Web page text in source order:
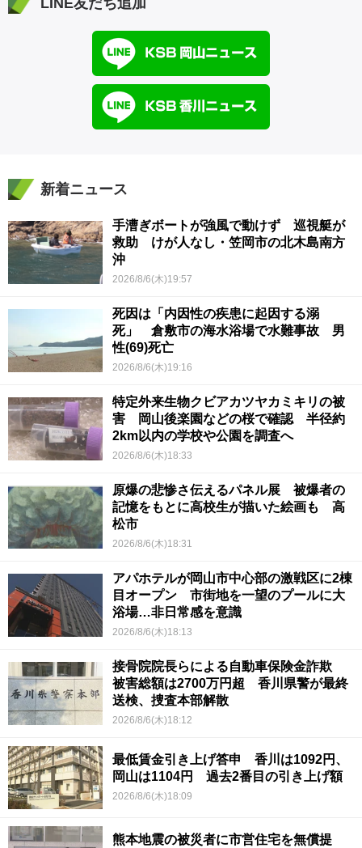
LINE友だち追加
新着ニュース
手漕ぎボートが強風で動けず 巡視艇が
救助 けが人なし・笠岡市の北木島南方
沖
2026/8/6(木)19:57
死因は「内因性の疾患に起因する溺
死」 倉敷市の海水浴場で水難事故 男
性(69)死亡
2026/8/6(木)19:16
特定外来生物クビアカツヤカミキリの被
害 岡山後楽園などの桜で確認 半径約
2km以内の学校や公園を調査へ
2026/8/6(木)18:33
原爆の悲惨さ伝えるパネル展 被爆者の
記憶をもとに高校生が描いた絵画も 高
松市
2026/8/6(木)18:31
アパホテルが岡山市中心部の激戦区に2棟
目オープン 市街地を一望のプールに大
浴場…非日常感を意識
2026/8/6(木)18:13
接骨院院長らによる自動車保険金詐欺
被害総額は2700万円超 香川県警が最終
送検、捜査本部解散
2026/8/6(木)18:12
最低賃金引き上げ答申 香川は1092円、
岡山は1104円 過去2番目の引き上げ額
2026/8/6(木)18:09
熊本地震の被災者に市営住宅を無償提